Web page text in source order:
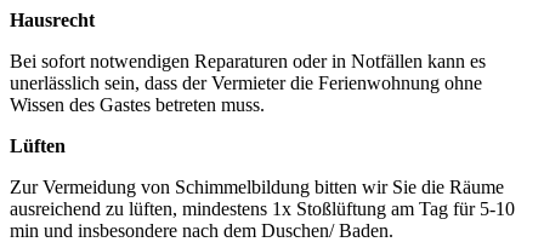
Hausrecht
Bei sofort notwendigen Reparaturen oder in Notfällen kann es
unerlässlich sein, dass der Vermieter die Ferienwohnung ohne
Wissen des Gastes betreten muss.
Lüften
Zur Vermeidung von Schimmelbildung bitten wir Sie die Räume
ausreichend zu lüften, mindestens 1x Stoßlüftung am Tag für 5-10
min und insbesondere nach dem Duschen/ Baden.